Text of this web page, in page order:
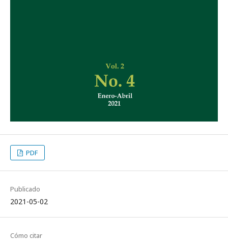
PDF
Publicado
2021-05-02
Cómo citar